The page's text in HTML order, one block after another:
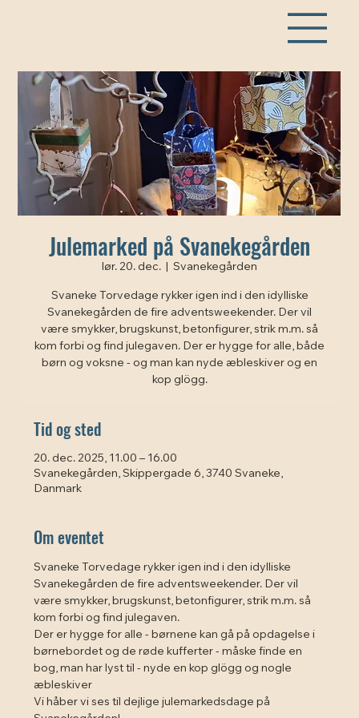
Julemarked på Svanekegården
lør. 20. dec. Svanekegården
Svaneke Torvedage rykker igen ind i den idylliske
Svanekegården de fire adventsweekender. Der vil
være smykker, brugskunst, betonfigurer, strik m.m. så
kom forbi og find julegaven. Der er hygge for alle, både
børn og voksne - og man kan nyde æbleskiver og en
kop glögg.
Tid og sted
20. dec. 2025, 11.00 – 16.00
Svanekegården, Skippergade 6, 3740 Svaneke,
Danmark
Om eventet
Svaneke Torvedage rykker igen ind i den idylliske
Svanekegården de fire adventsweekender. Der vil
være smykker, brugskunst, betonfigurer, strik m.m. så
kom forbi og find julegaven.
Der er hygge for alle - børnene kan gå på opdagelse i
børnebordet og de røde kufferter - måske finde en
bog, man har lyst til - nyde en kop glögg og nogle
æbleskiver
Vi håber vi ses til dejlige julemarkedsdage på